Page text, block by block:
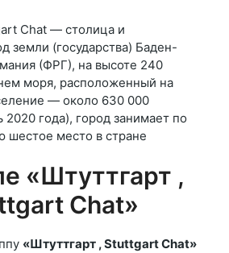
Chat — столица и
земли (государства) Баден-
(ФРГ), на высоте 240
моря, расположенный на
— около 630 000
2020 года), город занимает по
шестое место в стране
«Штуттгарт ,
Chat»
«Штуттгарт , Stuttgart Chat»